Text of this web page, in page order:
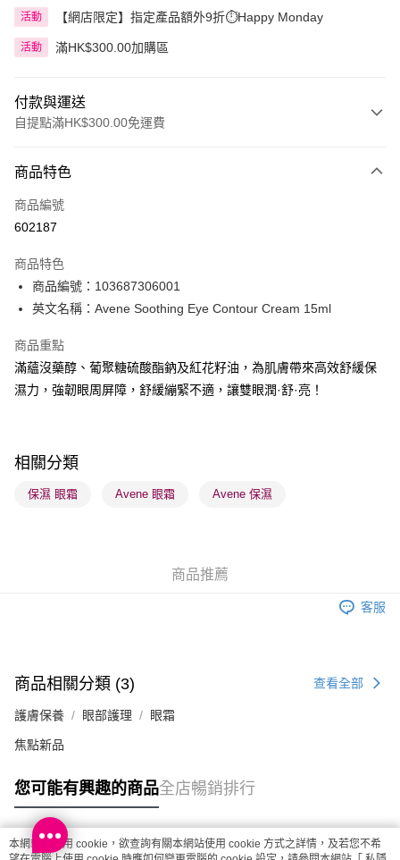
活動 【網店限定】指定產品額外9折⏱️Happy Monday
活動 滿HK$300.00加購區
付款與運送
自提點滿HK$300.00免運費
信用卡
Apple Pay
PayMe
WeChat Pay
BoC Pay
送貨方式
每筆HK$65.00，滿HK$300.00或以上免運費
每筆HK$65.00，滿HK$300.00或以上免運費
(香港門市) 只顯示可選門市。確認發貨後2-5個工作天到店，3天內
(澳門門市) 只顯示可選門市。確認發貨後2-5個工作天到店，3天內
取。逾期會取消訂單，並不會安排重寄
每筆HK$20.00，滿HK$100.00或以上免運費
商品特色
商品編號
602187
商品特色
商品編號：103687306001
英文名稱：Avene Soothing Eye Contour Cream 15ml
商品重點
滿蘊沒藥醇、葡聚糖硫酸酯鈉及紅花籽油，為肌膚帶來高效舒緩保
濕力，強韌眼周屏障，舒緩繃緊不適，讓雙眼潤·舒·亮！
相關分類
保濕 眼霜 Avene 眼霜 Avene 保濕
商品推薦
客服
商品相關分類 (3) 查看全部
護膚保養 眼部護理 眼霜
焦點新品
您可能有興趣的商品全店暢銷排行
本網站中使用 cookie，欲查詢有關本網站使用 cookie 方式之詳情，及若您不希